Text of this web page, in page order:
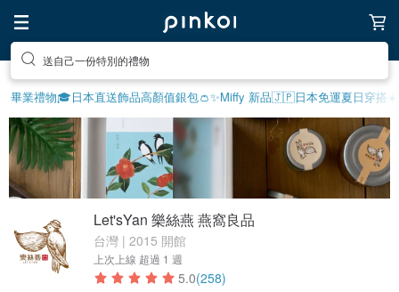
享受療癒的放鬆生活
畢業禮物🎓日本直送飾品高顏值銀包👛✨Miffy 新品🇯🇵日本免運夏日穿搭☀️
Let'sYan 樂絲燕 燕窩良品
台灣 | 2015 開館
上次上線 超過 1 週
5.0(258)